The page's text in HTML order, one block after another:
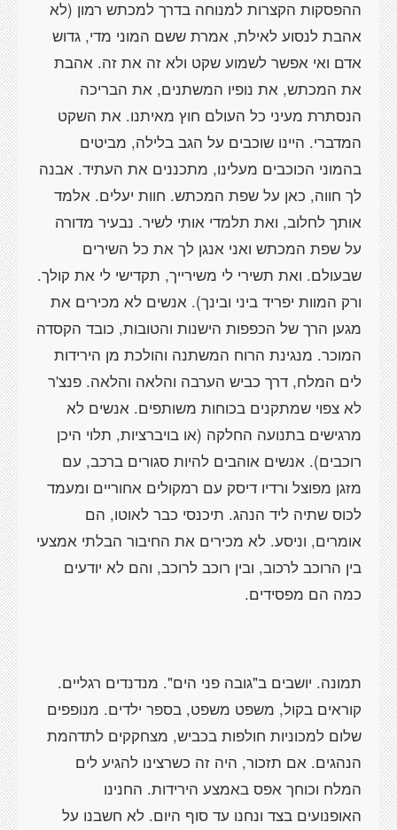
ההפסקות הקצרות למנוחה בדרך למכתש רמון (לא
אהבת לנסוע לאילת, אמרת ששם המוני מדי, גדוש
אדם ואי אפשר לשמוע שקט ולא זה את זה. אהבת
את המכתש, את נופיו המשתנים, את הבריכה
הנסתרת מעיני כל העולם חוץ מאיתנו. את השקט
המדברי. היינו שוכבים על הגב בלילה, מביטים
בהמוני הכוכבים מעלינו, מתכננים את העתיד. אבנה
לך חווה, כאן על שפת המכתש. חוות יעלים. אלמד
אותך לחלוב, ואת תלמדי אותי לשיר. נבעיר מדורה
על שפת המכתש ואני אנגן לך את כל השירים
שבעולם. ואת תשירי לי משירייך, תקדישי לי את קולך.
ורק המוות יפריד ביני ובינך). אנשים לא מכירים את
מגען הרך של הכפפות הישנות והטובות, כובד הקסדה
המוכר. מנגינת הרוח המשתנה והולכת מן הירידות
לים המלח, דרך כביש הערבה והלאה והלאה. פנצ'ר
לא צפוי שמתקנים בכוחות משותפים. אנשים לא
מרגישים בתנועה החלקה (או בויברציות, תלוי היכן
רוכבים). אנשים אוהבים להיות סגורים ברכב, עם
מזגן מפוצל ורדיו דיסק עם רמקולים אחוריים ומעמד
לכוס שתיה ליד הנהג. תיכנסי כבר לאוטו, הם
אומרים, וניסע. לא מכירים את החיבור הבלתי אמצעי
בין הרוכב לרכוב, ובין רוכב לרוכב, והם לא יודעים
כמה הם מפסידים.
תמונה. יושבים ב"גובה פני הים". מנדנדים רגליים.
קוראים בקול, משפט משפט, בספר ילדים. מנופפים
שלום למכוניות חולפות בכביש, מצחקקים לתדהמת
הנהגים. אם תזכור, היה זה כשרצינו להגיע לים
המלח וכוחך אפס באמצע הירידות. החנינו
האופנועים בצד ונחנו עד סוף היום. לא חשבנו על